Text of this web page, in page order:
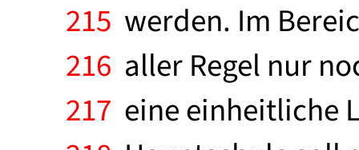
215 werden. Im
216 aller Regel nur
217 eine einheitliche